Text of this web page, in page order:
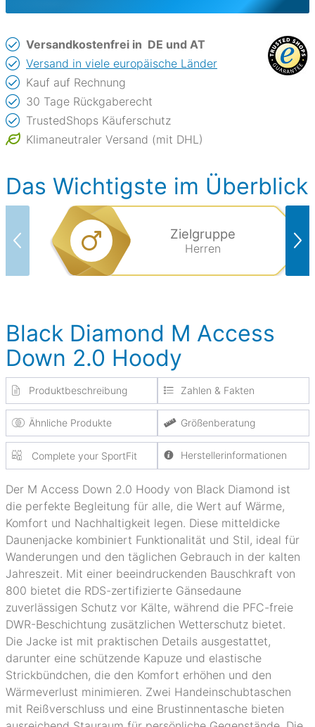
Versandkostenfrei in DE und AT
Versand in viele europäische Länder
Kauf auf Rechnung
30 Tage Rückgaberecht
TrustedShops Käuferschutz
Klimaneutraler Versand (mit DHL)
Das Wichtigste im Überblick
Zielgruppe
Herren
Black Diamond M Access
Down 2.0 Hoody
Produktbeschreibung Zahlen & Fakten
Ähnliche Produkte Größenberatung
Complete your SportFit Herstellerinformationen
Der M Access Down 2.0 Hoody von Black Diamond ist
die perfekte Begleitung für alle, die Wert auf Wärme,
Komfort und Nachhaltigkeit legen. Diese mitteldicke
Daunenjacke kombiniert Funktionalität und Stil, ideal für
Wanderungen und den täglichen Gebrauch in der kalten
Jahreszeit. Mit einer beeindruckenden Bauschkraft von
800 bietet die RDS-zertifizierte Gänsedaune
zuverlässigen Schutz vor Kälte, während die PFC-freie
DWR-Beschichtung zusätzlichen Wetterschutz bietet.
Die Jacke ist mit praktischen Details ausgestattet,
darunter eine schützende Kapuze und elastische
Strickbündchen, die den Komfort erhöhen und den
Wärmeverlust minimieren. Zwei Handeinschubtaschen
mit Reißverschluss und eine Brustinnentasche bieten